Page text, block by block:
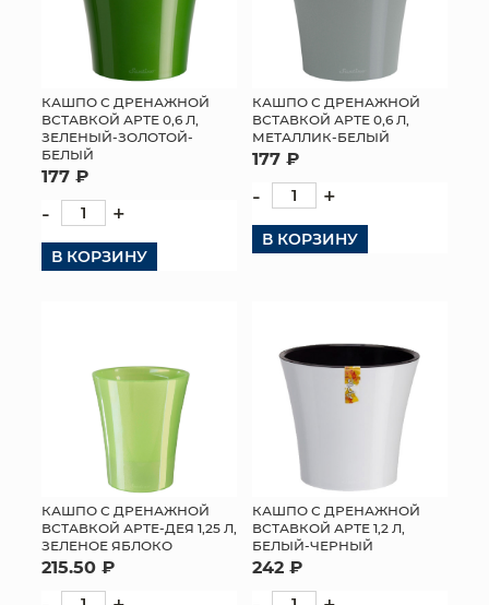
КАШПО С ДРЕНАЖНОЙ
ВСТАВКОЙ АРТЕ 0,6 Л,
ЗЕЛЕНЫЙ-ЗОЛОТОЙ-
БЕЛЫЙ
177 ₽
- +
В КОРЗИНУ
КАШПО С ДРЕНАЖНОЙ
ВСТАВКОЙ АРТЕ 0,6 Л,
МЕТАЛЛИК-БЕЛЫЙ
177 ₽
- +
В КОРЗИНУ
КАШПО С ДРЕНАЖНОЙ
ВСТАВКОЙ АРТЕ-ДЕЯ 1,25 Л,
ЗЕЛЕНОЕ ЯБЛОКО
215.50 ₽
КАШПО С ДРЕНАЖНОЙ
ВСТАВКОЙ АРТЕ 1,2 Л,
БЕЛЫЙ-ЧЕРНЫЙ
242 ₽